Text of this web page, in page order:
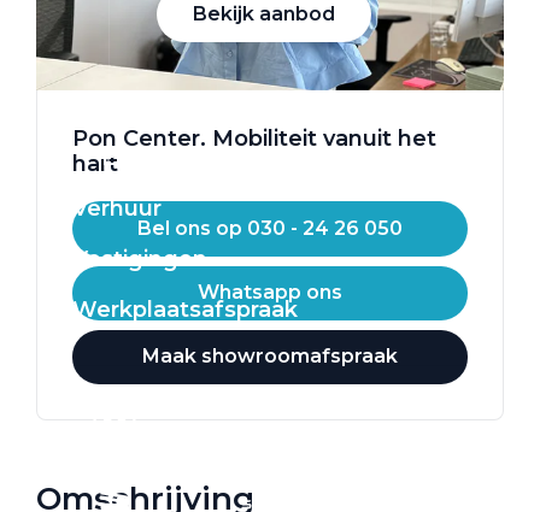
Bekijk aanbod
Elektrisch rijden
Verhuur
Vestigingen
Werkplaatsafspraak
Pon Center. Mobiliteit vanuit het
hart
Bel ons op 030 - 24 26 050
Whatsapp ons
Maak showroomafspraak
Omschrijving